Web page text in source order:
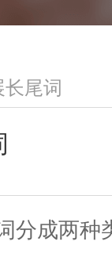
尾词
分成两种